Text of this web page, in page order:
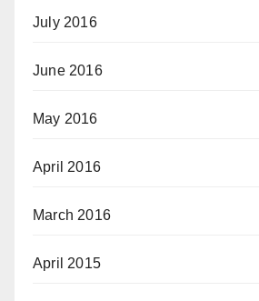
July 2016
June 2016
May 2016
April 2016
March 2016
April 2015